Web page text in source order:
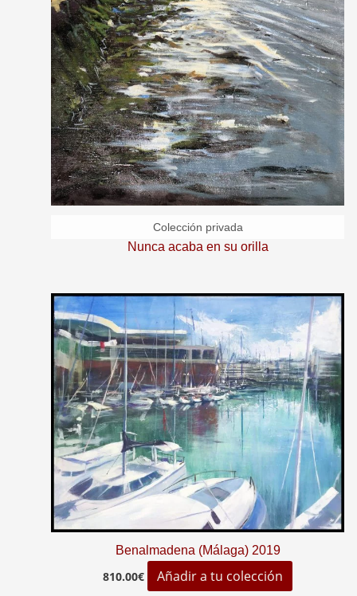
Nunca acaba en su orilla
Benalmadena (Málaga) 2019
810.00€ Añadir a tu colección